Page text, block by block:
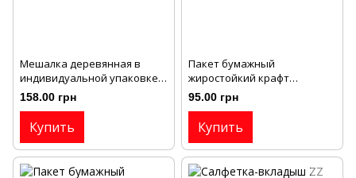
Мешалка деревянная в
индивидуальной упаковке
для напитков 14см/5,5мм
Картон (500 шт)
158.00 грн
Купить
Пакет бумажный
жиростойкий крафт
310/170/60 (100шт)
95.00 грн
Купить